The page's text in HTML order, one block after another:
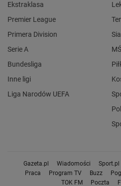
Ekstraklasa
Premier League
Primera Division
Serie A
Bundesliga
Inne ligi
Liga Narodów UEFA
Gazeta.pl Wiadomości Sport.pl
Praca
Program TV Buzz
TOK FM
Poczta